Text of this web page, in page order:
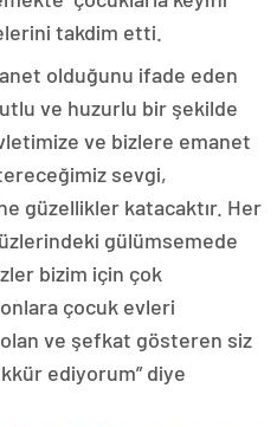
takdim etti.
olduğunu ifade eden
ve huzurlu bir şekilde
ve bizlere emanet
sevgi,
güzellikler katacaktır. Her
gülümsemede
bizim için çok
çocuk evleri
ve şefkat gösteren siz
ediyorum” diye